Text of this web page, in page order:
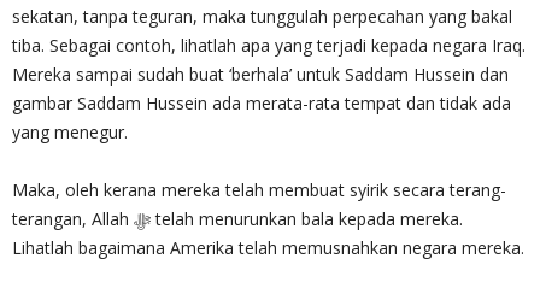
sekatan, tanpa teguran, maka tunggulah perpecahan yang bakal
tiba. Sebagai contoh, lihatlah apa yang terjadi kepada negara Iraq.
Mereka sampai sudah buat ‘berhala’ untuk Saddam Hussein dan
gambar Saddam Hussein ada merata-rata tempat dan tidak ada
yang menegur.
Maka, oleh kerana mereka telah membuat syirik secara terang-
terangan, Allah ‎ﷻ telah menurunkan bala kepada mereka.
Lihatlah bagaimana Amerika telah memusnahkan negara mereka.